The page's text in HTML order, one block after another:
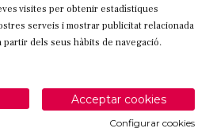
Link a instagram
Link a twitter
Link a facebook
visites per obtenir estadístiques
serveis i mostrar publicitat relacionada
partir dels seus hàbits de navegació.
Acceptar cookies
Configurar cookies